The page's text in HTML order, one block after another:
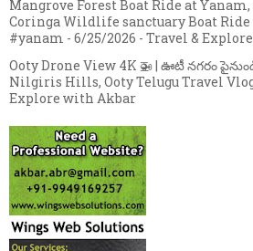
Mangrove Forest Boat Ride at
Coringa Wildlife sanctuary Boat Ride
#yanam - 6/25/2026 - Travel &
Ooty Drone View 4K 🚁 | ఊటీ నగరం
Nilgiris Hills, Ooty Telugu Travel
Explore with Akbar